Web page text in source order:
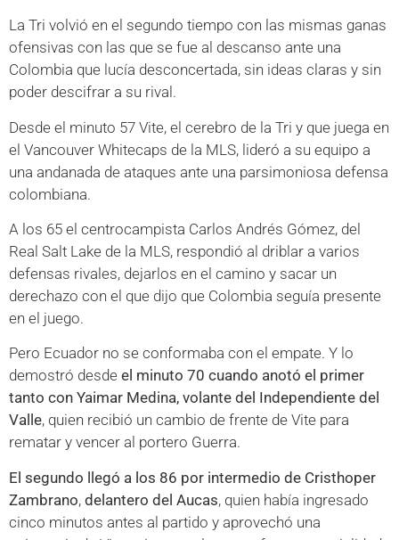
La Tri volvió en el segundo tiempo con las mismas ganas
ofensivas con las que se fue al descanso ante una
Colombia que lucía desconcertada, sin ideas claras y sin
poder descifrar a su rival.
Desde el minuto 57 Vite, el cerebro de la Tri y que juega en
el Vancouver Whitecaps de la MLS, lideró a su equipo a
una andanada de ataques ante una parsimoniosa defensa
colombiana.
A los 65 el centrocampista Carlos Andrés Gómez, del
Real Salt Lake de la MLS, respondió al driblar a varios
defensas rivales, dejarlos en el camino y sacar un
derechazo con el que dijo que Colombia seguía presente
en el juego.
Pero Ecuador no se conformaba con el empate. Y lo
demostró desde el minuto 70 cuando anotó el primer
tanto con Yaimar Medina, volante del Independiente del
Valle, quien recibió un cambio de frente de Vite para
rematar y vencer al portero Guerra.
El segundo llegó a los 86 por intermedio de Cristhoper
Zambrano, delantero del Aucas, quien había ingresado
cinco minutos antes al partido y aprovechó una